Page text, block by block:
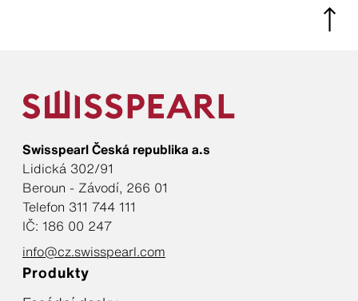
Swisspearl Česká republika a.s
Lidická 302/91
Beroun - Závodí, 266 01
Telefon 311 744 111
IČ: 186 00 247
info@cz.swisspearl.com
Produkty